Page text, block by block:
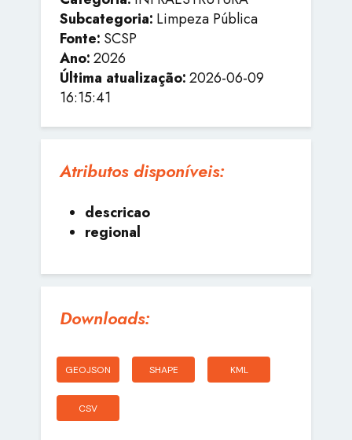
Subcategoria: Limpeza Pública
Fonte: SCSP
Ano:2026
Última atualização:2026-06-09
16:15:41
Atributos disponíveis:
descricao
regional
Downloads:
GEOJSON SHAPE KML
CSV